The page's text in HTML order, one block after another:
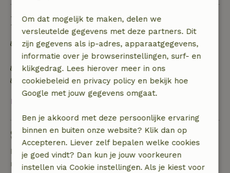
Duurzaamheid
Off grid of voorzien van 100% hernieuwbare
energie
Natuurlijke isolatiematerialen
Gebouwd met natuurlijke bouwmaterialen
Bekijk alles
Stel een vraag
Neem contact op met de verhuurder van het
natuurhuisje
Om dat mogelijk te maken, delen we
versleutelde gegevens met deze partners. Dit
zijn gegevens als ip-adres, apparaatgegevens,
informatie over je browserinstellingen, surf- en
klikgedrag. Lees hierover meer in ons
cookiebeleid en privacy policy en bekijk hoe
Google met jouw gegevens omgaat.
Ben je akkoord met deze persoonlijke ervaring
binnen en buiten onze website? Klik dan op
Accepteren. Liever zelf bepalen welke cookies
je goed vindt? Dan kun je jouw voorkeuren
instellen via Cookie instellingen. Als je kiest voor